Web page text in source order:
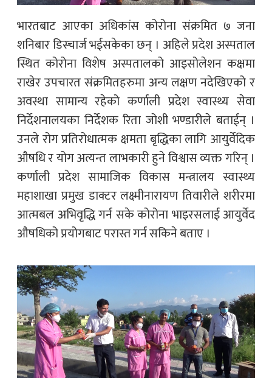
भारतबाट आएका अधिकांस कोरोना संक्रमित ७ जना
शनिबार डिस्चार्ज भईसकेका छन् । अहिले प्रदेश अस्पताल
स्थित कोरोना विशेष अस्पतालको आइसोलेशन कक्षमा
राखेर उपचारत संक्रमितहरुमा अन्य लक्षण नदेखिएको र
अवस्था सामान्य रहेको कर्णाली प्रदेश स्वास्थ्य सेवा
निर्देशनालयका निर्देशक रिता जोशी भण्डारीले बताईन् ।
उनले रोग प्रतिरोधात्मक क्षमता बृद्धिका लागि आयुर्वेदिक
औषधि र योग अत्यन्त लाभकारी हुने विश्वास व्यक्त गरिन् ।
कर्णाली प्रदेश सामाजिक विकास मन्त्रालय स्वास्थ्य
महाशाखा प्रमुख डाक्टर लक्ष्मीनारायण तिवारीले शरीरमा
आत्मबल अभिवृद्धि गर्न सके कोरोना भाइरसलाई आयुर्वेद
औषधिको प्रयोगबाट परास्त गर्न सकिने बताए ।